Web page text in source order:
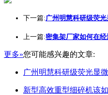
下一篇:广州明慧科研级荧
上一篇:密集架厂家如何在
更多»您可能感兴趣的文章:
广州明慧科研级荧光显
新型高效重型细碎机该